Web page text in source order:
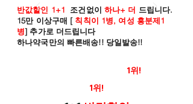
반값할인 1+1 조건없이 하나+ 더 드립니다.
15만 이상구매 [ 칙칙이 1병, 여성 흥분제1
병] 추가로 더드립니다
하나약국만의 빠른배송!! 당일발송!!
1위!
1위!